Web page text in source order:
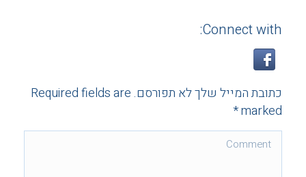
Connect with:
כתובת המייל שלך לא תפורסם. Required fields are
marked
*
Comment